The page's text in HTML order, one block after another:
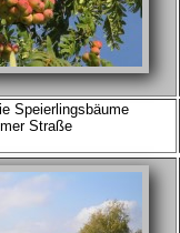
Speierlingsbäume
Straße